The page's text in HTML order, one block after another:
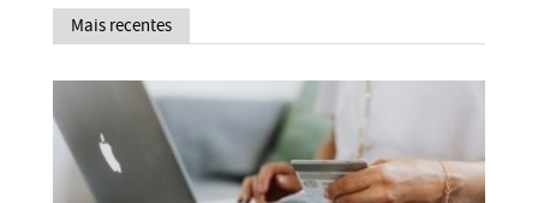
Mais recentes